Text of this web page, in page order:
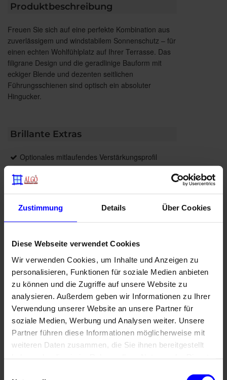
Zustimmung Details Über Cookies
Diese Webseite verwendet Cookies
Wir verwenden Cookies, um Inhalte und Anzeigen zu
personalisieren, Funktionen für soziale Medien anbieten
zu können und die Zugriffe auf unsere Website zu
analysieren. Außerdem geben wir Informationen zu Ihrer
Verwendung unserer Website an unsere Partner für
soziale Medien, Werbung und Analysen weiter. Unsere
Partner führen diese Informationen möglicherweise mit
weiteren Daten zusammen, die Sie ihnen bereitgestellt
Produktbeschreibung
Freuen Sie sich auf eine perfekte Kombination aus
zuverlässigem und windstabilem Sonnenschutz – für
einen echten Wohlfühlplatz auf Ihrer Terrasse. Das
filigrane Design und die geradlinige Bauform mit
eckiger Blende und dezenten seitlichen
Führungsschienen sind optisch ein absoluter
Hingucker.
Brillante Extras
Optionales mitlaufendes Verstärkungsprofil
Integrierte LED-Stripes
LED-Stripe Lichtschiene mit eckigem
Lichtschienen-Profil
Heizstrahler
WMS Sensorik
Wandanschlussprofil mit Regendach
Ausstattungsextras Perea Pergola-Markisen
Farben & Stoffe
Weitere Informationen